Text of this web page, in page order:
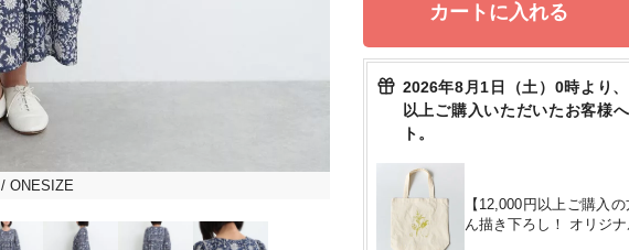
/ ONESIZE
カートに入れる
2026年8月1日（土）0時より、
以上ご購入いただいたお客様
ト。
【12,000円以上ご購入
ん描き下ろし！ オリジ